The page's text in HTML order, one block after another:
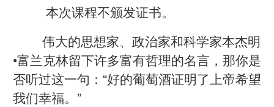
本次课程不颁发证书。
伟大的思想家、政治家和科学家本杰明
•富兰克林留下许多富有哲理的名言，那你是
否听过这一句：“好的葡萄酒证明了上帝希望
我们幸福。”